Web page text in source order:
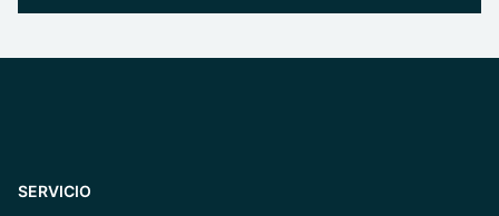
SERVICIO